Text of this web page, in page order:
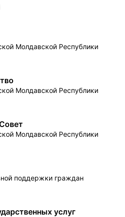
Молдавской Республики
Молдавской Республики
Молдавской Республики
поддержки граждан
услуг